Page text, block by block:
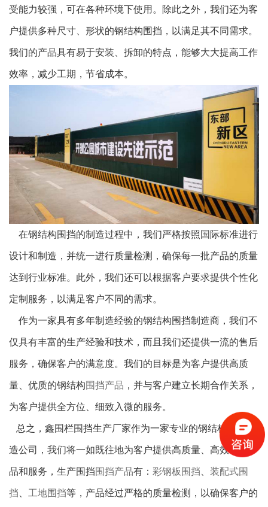
受能力较强，可在各种环境下使用。除此之外，我们还为客
户提供多种尺寸、形状的钢结构围挡，以满足其不同需求。
我们的产品具有易于安装、拆卸的特点，能够大大提高工作
效率，减少工期，节省成本。
在钢结构围挡的制造过程中，我们严格按照国际标准进行
设计和制造，并统一进行质量检测，确保每一批产品的质量
达到行业标准。此外，我们还可以根据客户要求提供个性化
定制服务，以满足客户不同的需求。
作为一家具有多年制造经验的钢结构围挡制造商，我们不
仅具有丰富的生产经验和技术，而且我们还提供一流的售后
服务，确保客户的满意度。我们的目标是为客户提供高质
量、优质的钢结构围挡产品 ，并与客户建立长期合作关系，
为客户提供全方位、细致入微的服务。
总之，鑫围栏围挡生产厂家作为一家专业的钢结构围挡制
造公司，我们将一如既往地为客户提供高质量、高效率的产
品和服务，生产围挡围挡产品有： 彩钢板围挡 装配式围
挡 工地围挡等，产品经过严格的质量检测，以确保客户的